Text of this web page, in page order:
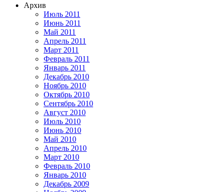
Архив
Июль 2011
Июнь 2011
Май 2011
Апрель 2011
Март 2011
Февраль 2011
Январь 2011
Декабрь 2010
Ноябрь 2010
Октябрь 2010
Сентябрь 2010
Август 2010
Июль 2010
Июнь 2010
Май 2010
Апрель 2010
Март 2010
Февраль 2010
Январь 2010
Декабрь 2009